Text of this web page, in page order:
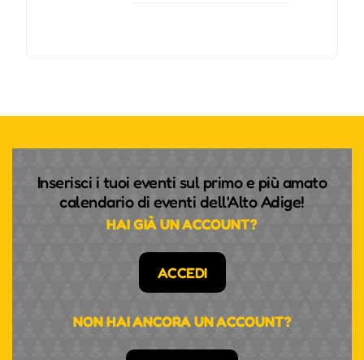
Inserisci i tuoi eventi sul primo e più amato
calendario di eventi dell'Alto Adige!
HAI GIÀ UN ACCOUNT?
ACCEDI
NON HAI ANCORA UN ACCOUNT?